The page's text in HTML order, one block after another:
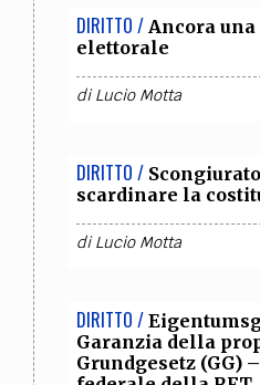
DIRITTO / Ancora
elettorale
diLucio Motta
DIRITTO /
scardinare la
diLucio Motta
DIRITTO /
Garanzia della
Grundgesetz (GG)